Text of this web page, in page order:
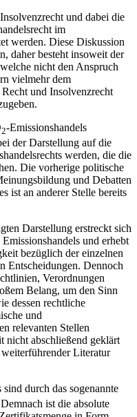
und dabei die
im
werden. Diese Diskussion
daher besteht insoweit der
nicht den Anspruch
vielmehr dem
und Insolvenzrecht
2-Emissionshandels
der Darstellung auf die
werden, die die
Die vorherige politische
und Debatten
ist an anderer Stelle bereits
Darstellung erstreckt sich
und erhebt
bezüglich der einzelnen
Entscheidungen. Dennoch
Verordnungen
Belang, um den Sinn
dessen rechtliche
und
relevanten Stellen
nicht abschließend geklärt
Literatur
durch das sogenannte
ist die absolute